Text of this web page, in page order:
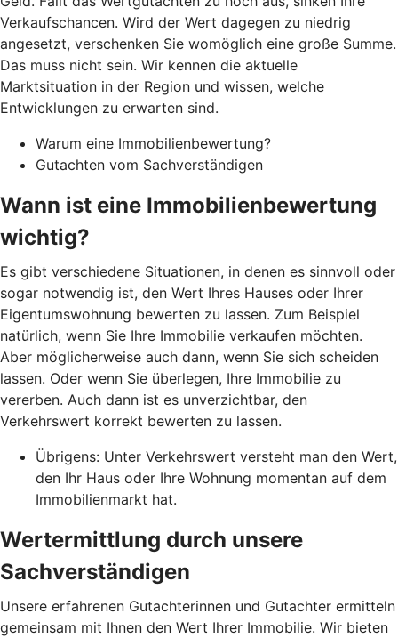
Verkaufschancen. Wird der Wert dagegen zu niedrig
angesetzt, verschenken Sie womöglich eine große Summe.
Das muss nicht sein. Wir kennen die aktuelle
Marktsituation in der Region und wissen, welche
Entwicklungen zu erwarten sind.
Warum eine Immobilienbewertung?
Gutachten vom Sachverständigen
Wann ist eine Immobilienbewertung
wichtig?
Es gibt verschiedene Situationen, in denen es sinnvoll oder
sogar notwendig ist, den Wert Ihres Hauses oder Ihrer
Eigentumswohnung bewerten zu lassen. Zum Beispiel
natürlich, wenn Sie Ihre Immobilie verkaufen möchten.
Aber möglicherweise auch dann, wenn Sie sich scheiden
lassen. Oder wenn Sie überlegen, Ihre Immobilie zu
vererben. Auch dann ist es unverzichtbar, den
Verkehrswert korrekt bewerten zu lassen.
Übrigens: Unter Verkehrswert versteht man den Wert,
den Ihr Haus oder Ihre Wohnung momentan auf dem
Immobilienmarkt hat.
Wertermittlung durch unsere
Sachverständigen
Unsere erfahrenen Gutachterinnen und Gutachter ermitteln
gemeinsam mit Ihnen den Wert Ihrer Immobilie. Wir bieten